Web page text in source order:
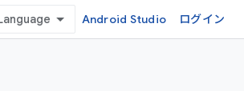
Android Studio ログイン